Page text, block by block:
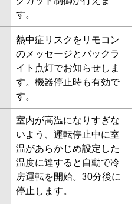
す。
熱中症リスクをリモコン
のメッセージとバックラ
イト点灯でお知らせしま
す。機器停止時も有効で
す。
室内が高温になりすぎな
いよう、運転停止中に室
温があらかじめ設定した
温度に達すると自動で冷
房運転を開始。30分後に
停止します。